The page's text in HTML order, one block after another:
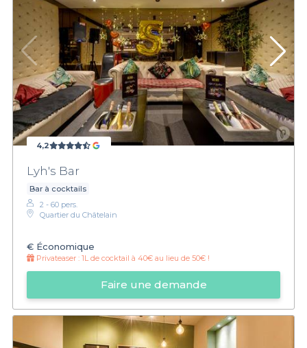
4,2
Lyh's Bar
Bar à cocktails
2 - 60 pers.
Quartier du Châtelain
€ Économique
Privateaser : 1L de cocktail à 40€ au lieu de 50€ !
Faire une demande